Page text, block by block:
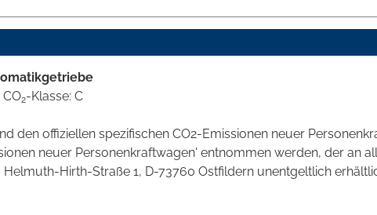
2-Klasse: C
offiziellen spezifischen CO2-Emissionen neuer
neuer Personenkraftwagen' entnommen werden, der an
Hirth-Straße 1, D-73760 Ostfildern unentgeltlich